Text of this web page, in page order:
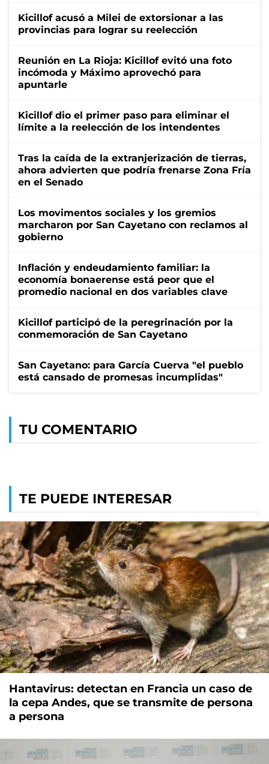
Kicillof acusó a Milei de extorsionar a las
provincias para lograr su reelección
Reunión en La Rioja: Kicillof evitó una foto
incómoda y Máximo aprovechó para
apuntarle
Kicillof dio el primer paso para eliminar el
límite a la reelección de los intendentes
Tras la caída de la extranjerización de tierras,
ahora advierten que podría frenarse Zona Fría
en el Senado
Los movimentos sociales y los gremios
marcharon por San Cayetano con reclamos al
gobierno
Inflación y endeudamiento familiar: la
economía bonaerense está peor que el
promedio nacional en dos variables clave
Kicillof participó de la peregrinación por la
conmemoración de San Cayetano
San Cayetano: para García Cuerva "el pueblo
está cansado de promesas incumplidas"
TU COMENTARIO
TE PUEDE INTERESAR
Hantavirus: detectan en Francia un caso de
la cepa Andes, que se transmite de persona
a persona